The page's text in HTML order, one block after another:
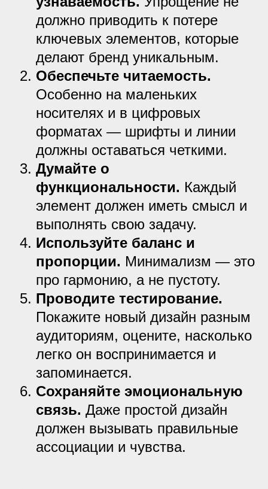
должно приводить к потере
ключевых элементов, которые
делают бренд уникальным.
Обеспечьте читаемость.
Особенно на маленьких
носителях и в цифровых
форматах — шрифты и линии
должны оставаться четкими.
Думайте о
функциональности. Каждый
элемент должен иметь смысл и
выполнять свою задачу.
Используйте баланс и
пропорции. Минимализм — это
про гармонию, а не пустоту.
Проводите тестирование.
Покажите новый дизайн разным
аудиториям, оцените, насколько
легко он воспринимается и
запоминается.
Сохраняйте эмоциональную
связь. Даже простой дизайн
должен вызывать правильные
ассоциации и чувства.